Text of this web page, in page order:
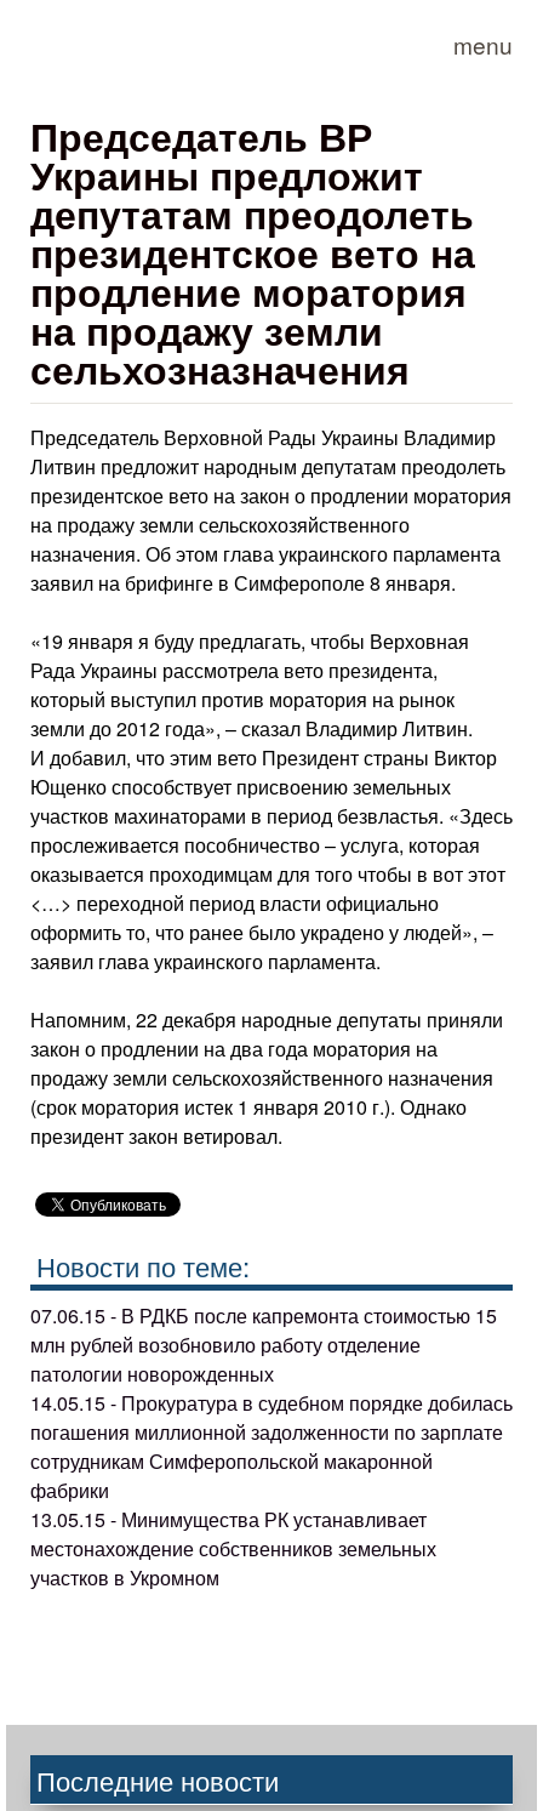
menu
Председатель ВР
Украины предложит
депутатам преодолеть
президентское вето на
продление моратория
на продажу земли
сельхозназначения
Председатель Верховной Рады Украины Владимир
Литвин предложит народным депутатам преодолеть
президентское вето на закон о продлении моратория
на продажу земли сельскохозяйственного
назначения. Об этом глава украинского парламента
заявил на брифинге в Симферополе 8 января.
«19 января я буду предлагать, чтобы Верховная
Рада Украины рассмотрела вето президента,
который выступил против моратория на рынок
земли до 2012 года», – сказал Владимир Литвин.
И добавил, что этим вето Президент страны Виктор
Ющенко способствует присвоению земельных
участков махинаторами в период безвластья. «Здесь
прослеживается пособничество – услуга, которая
оказывается проходимцам для того чтобы в вот этот
<…> переходной период власти официально
оформить то, что ранее было украдено у людей», –
заявил глава украинского парламента.
Напомним, 22 декабря народные депутаты приняли
закон о продлении на два года моратория на
продажу земли сельскохозяйственного назначения
(срок моратория истек 1 января 2010 г.). Однако
президент закон ветировал.
Новости по теме:
07.06.15 - В РДКБ после капремонта стоимостью 15
млн рублей возобновило работу отделение
патологии новорожденных
14.05.15 - Прокуратура в судебном порядке добилась
погашения миллионной задолженности по зарплате
сотрудникам Симферопольской макаронной
фабрики
13.05.15 - Минимущества РК устанавливает
местонахождение собственников земельных
участков в Укромном
Последние новости